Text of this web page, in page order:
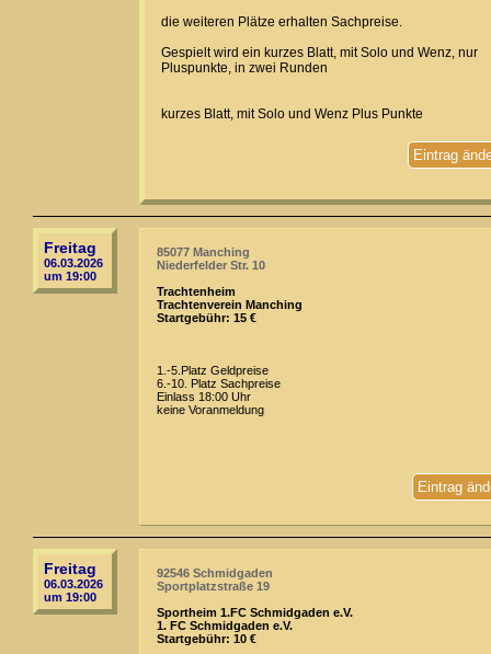
die weiteren Plätze erhalten Sachpreise.
Gespielt wird ein kurzes Blatt, mit Solo und Wenz, nur
Pluspunkte, in zwei Runden
kurzes Blatt, mit Solo und Wenz Plus Punkte
Eintrag
Freitag
06.03.2026
um 19:00
85077 Manching
Niederfelder Str. 10
Trachtenheim
Trachtenverein Manching
Startgebühr: 15 €
1.-5.Platz Geldpreise
6.-10. Platz Sachpreise
Einlass 18:00 Uhr
keine Voranmeldung
Eintrag
Freitag
06.03.2026
um 19:00
92546 Schmidgaden
Sportplatzstraße 19
Sportheim 1.FC Schmidgaden e.V.
1. FC Schmidgaden e.V.
Startgebühr: 10 €